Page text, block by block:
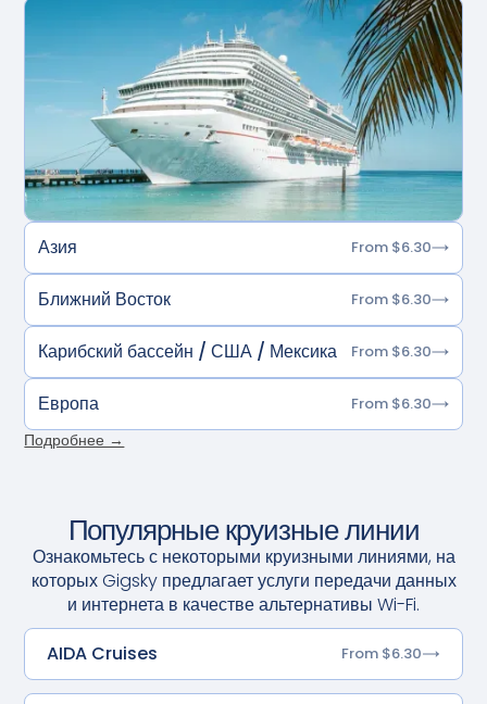
Азия From $6.30
Ближний Восток From $6.30
Карибский бассейн / США / Мексика From $6.30
Европа From $6.30
Подробнее →
Популярные круизные линии
Ознакомьтесь с некоторыми круизными линиями, на
которых Gigsky предлагает услуги передачи данных
и интернета в качестве альтернативы Wi-Fi.
AIDA Cruises
From $6.30